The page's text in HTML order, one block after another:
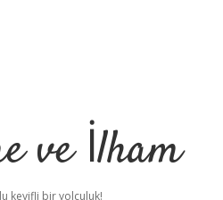
ve İlham
keyifli bir yolculuk!